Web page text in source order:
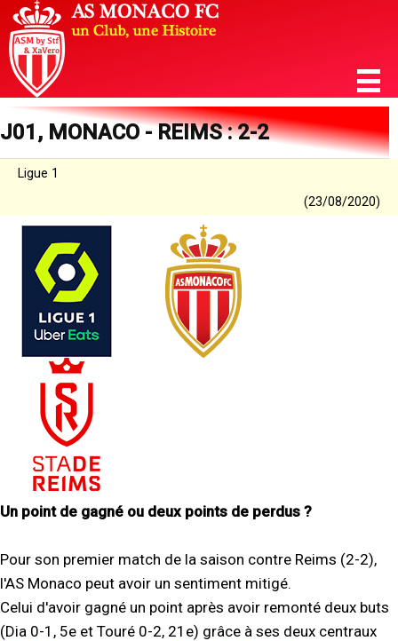
J01, MONACO - REIMS : 2-2
Ligue 1
(23/08/2020)
Un point de gagné ou deux points de perdus ?
Pour son premier match de la saison contre Reims (2-2),
l'AS Monaco peut avoir un sentiment mitigé.
Celui d'avoir gagné un point après avoir remonté deux buts
(Dia 0-1, 5e et Touré 0-2, 21e) grâce à ses deux centraux